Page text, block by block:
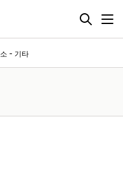
- 기타